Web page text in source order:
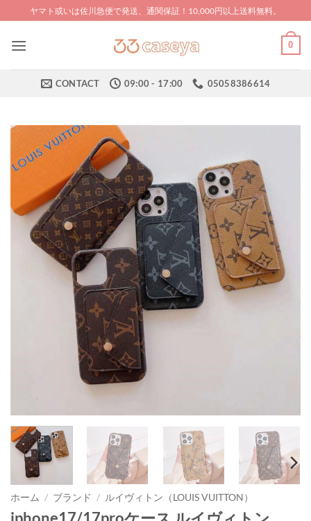
to
content
ヤマト或いは佐川急便で発送、通関保証！10,000円以上送料無料。
0
CONTACT 09:00 - 17:00 05058386614
ホーム / ブランド / ルイヴィトン（LOUIS VUITTON）